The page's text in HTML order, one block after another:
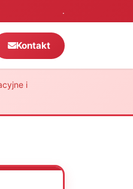
.
Kontakt
i